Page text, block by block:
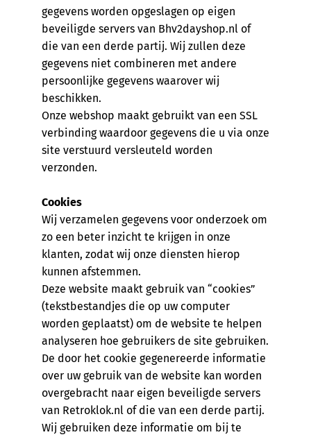
gegevens worden opgeslagen op eigen
beveiligde servers van Bhv2dayshop.nl of
die van een derde partij. Wij zullen deze
gegevens niet combineren met andere
persoonlijke gegevens waarover wij
beschikken.
Onze webshop maakt gebruikt van een SSL
verbinding waardoor gegevens die u via onze
site verstuurd versleuteld worden
verzonden.
Cookies
Wij verzamelen gegevens voor onderzoek om
zo een beter inzicht te krijgen in onze
klanten, zodat wij onze diensten hierop
kunnen afstemmen.
Deze website maakt gebruik van “cookies”
(tekstbestandjes die op uw computer
worden geplaatst) om de website te helpen
analyseren hoe gebruikers de site gebruiken.
De door het cookie gegenereerde informatie
over uw gebruik van de website kan worden
overgebracht naar eigen beveiligde servers
van Retroklok.nl of die van een derde partij.
Wij gebruiken deze informatie om bij te